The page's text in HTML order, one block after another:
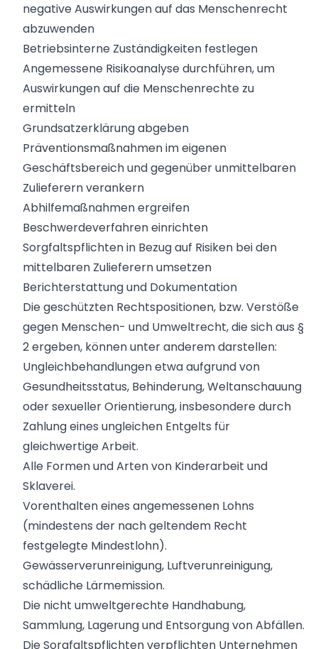
negative Auswirkungen auf das Menschenrecht
abzuwenden
Betriebsinterne Zuständigkeiten festlegen
Angemessene Risikoanalyse durchführen, um
Auswirkungen auf die Menschenrechte zu
ermitteln
Grundsatzerklärung abgeben
Präventionsmaßnahmen im eigenen
Geschäftsbereich und gegenüber unmittelbaren
Zulieferern verankern
Abhilfemaßnahmen ergreifen
Beschwerdeverfahren einrichten
Sorgfaltspflichten in Bezug auf Risiken bei den
mittelbaren Zulieferern umsetzen
Berichterstattung und Dokumentation
Die geschützten Rechtspositionen, bzw. Verstöße
gegen Menschen- und Umweltrecht, die sich aus §
2 ergeben, können unter anderem darstellen:
Ungleichbehandlungen etwa aufgrund von
Gesundheitsstatus, Behinderung, Weltanschauung
oder sexueller Orientierung, insbesondere durch
Zahlung eines ungleichen Entgelts für
gleichwertige Arbeit.
Alle Formen und Arten von Kinderarbeit und
Sklaverei.
Vorenthalten eines angemessenen Lohns
(mindestens der nach geltendem Recht
festgelegte Mindestlohn).
Gewässerverunreinigung, Luftverunreinigung,
schädliche Lärmemission.
Die nicht umweltgerechte Handhabung,
Sammlung, Lagerung und Entsorgung von Abfällen.
Die Sorgfaltspflichten verpflichten Unternehmen